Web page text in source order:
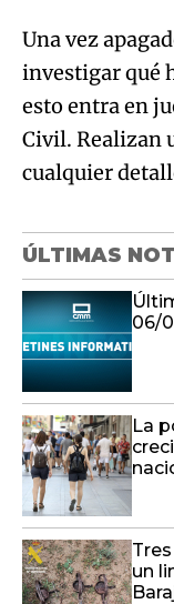
Una vez
investigar qué
esto entra en
Civil. Realizan
cualquier
ÚLTIMAS
06/
La
un